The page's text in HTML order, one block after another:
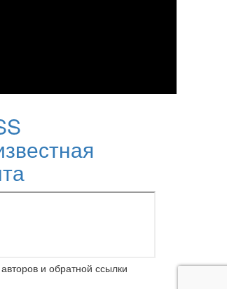
и обратной ссылки